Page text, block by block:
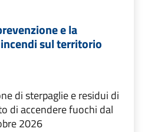
e la
sul territorio
di sterpaglie e residui di
di accendere fuochi dal
2026